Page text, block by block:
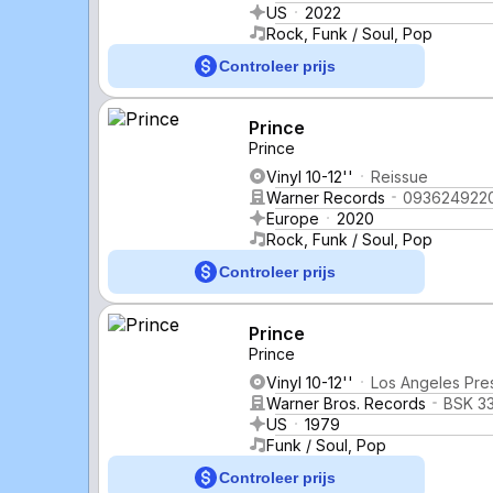
US
2022
Rock, Funk / Soul, Pop
Controleer prijs
Prince
Prince
Vinyl 10-12''
Reissue
Warner Records
Europe
2020
Rock, Funk / Soul, Pop
Controleer prijs
Prince
Prince
Vinyl 10-12''
Los Angeles
Warner Bros. Records
BSK
US
1979
Funk / Soul, Pop
Controleer prijs